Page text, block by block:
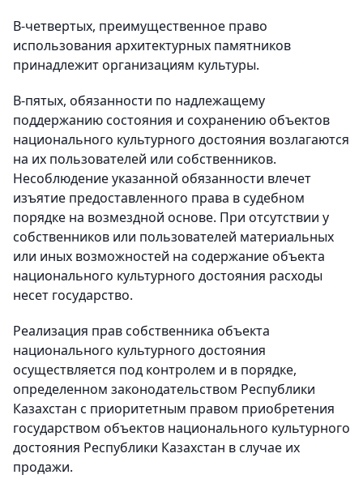
В-четвертых, преимущественное право
использования архитектурных памятников
принадлежит организациям культуры.
В-пятых, обязанности по надлежащему
поддержанию состояния и сохранению объектов
национального культурного достояния возлагаются
на их пользователей или собственников.
Несоблюдение указанной обязанности влечет
изъятие предоставленного права в судебном
порядке на возмездной основе. При отсутствии у
собственников или пользователей материальных
или иных возможностей на содержание объекта
национального культурного достояния расходы
несет государство.
Реализация прав собственника объекта
национального культурного достояния
осуществляется под контролем и в порядке,
определенном законодательством Республики
Казахстан с приоритетным правом приобретения
государством объектов национального культурного
достояния Республики Казахстан в случае их
продажи.